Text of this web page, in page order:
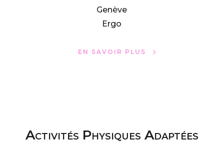
Genève
Ergo
EN SAVOIR PLUS
Activités Physiques Adaptées